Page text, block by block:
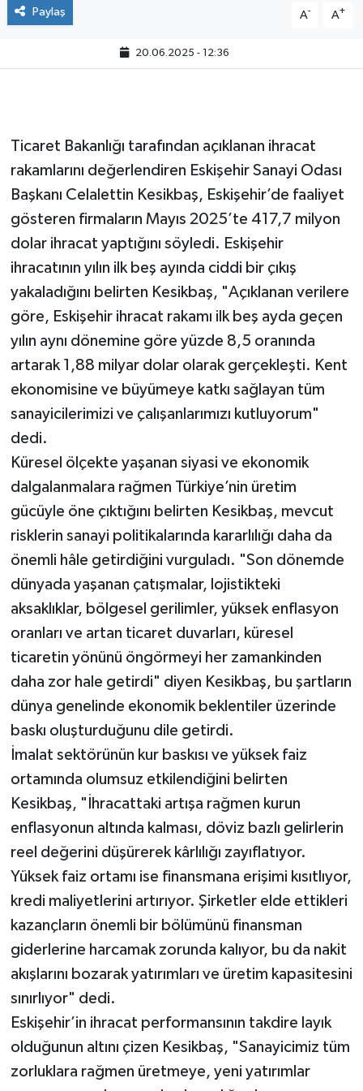
Paylaş A- A+
20.06.2025 - 12:36
Ticaret Bakanlığı tarafından açıklanan ihracat
rakamlarını değerlendiren Eskişehir Sanayi Odası
Başkanı Celalettin Kesikbaş, Eskişehir’de faaliyet
gösteren firmaların Mayıs 2025’te 417,7 milyon
dolar ihracat yaptığını söyledi. Eskişehir
ihracatının yılın ilk beş ayında ciddi bir çıkış
yakaladığını belirten Kesikbaş, "Açıklanan verilere
göre, Eskişehir ihracat rakamı ilk beş ayda geçen
yılın aynı dönemine göre yüzde 8,5 oranında
artarak 1,88 milyar dolar olarak gerçekleşti. Kent
ekonomisine ve büyümeye katkı sağlayan tüm
sanayicilerimizi ve çalışanlarımızı kutluyorum"
dedi.
Küresel ölçekte yaşanan siyasi ve ekonomik
dalgalanmalara rağmen Türkiye’nin üretim
gücüyle öne çıktığını belirten Kesikbaş, mevcut
risklerin sanayi politikalarında kararlılığı daha da
önemli hâle getirdiğini vurguladı. "Son dönemde
dünyada yaşanan çatışmalar, lojistikteki
aksaklıklar, bölgesel gerilimler, yüksek enflasyon
oranları ve artan ticaret duvarları, küresel
ticaretin yönünü öngörmeyi her zamankinden
daha zor hale getirdi" diyen Kesikbaş, bu şartların
dünya genelinde ekonomik beklentiler üzerinde
baskı oluşturduğunu dile getirdi.
İmalat sektörünün kur baskısı ve yüksek faiz
ortamında olumsuz etkilendiğini belirten
Kesikbaş, "İhracattaki artışa rağmen kurun
enflasyonun altında kalması, döviz bazlı gelirlerin
reel değerini düşürerek kârlılığı zayıflatıyor.
Yüksek faiz ortamı ise finansmana erişimi kısıtlıyor,
kredi maliyetlerini artırıyor. Şirketler elde ettikleri
kazançların önemli bir bölümünü finansman
giderlerine harcamak zorunda kalıyor, bu da nakit
akışlarını bozarak yatırımları ve üretim kapasitesini
sınırlıyor" dedi.
Eskişehir’in ihracat performansının takdire layık
olduğunun altını çizen Kesikbaş, "Sanayicimiz tüm
zorluklara rağmen üretmeye, yeni yatırımlar